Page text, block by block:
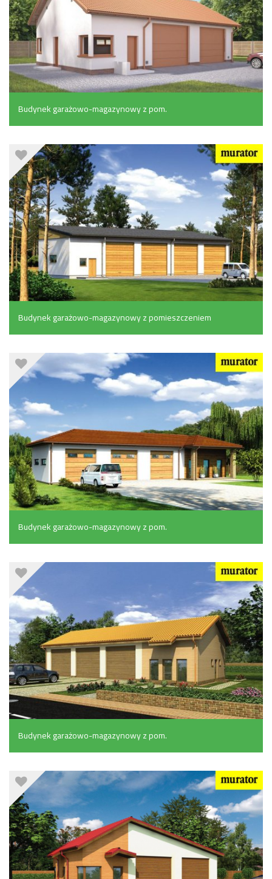
Budynek garażowo-magazynowy z pom.
pomocniczymi (113.7 m²)
Budynek garażowo-magazynowy z pomieszczeniem
gospodarczym (169.6 m²)
Budynek garażowo-magazynowy z pom.
pomocniczymi i częścią rekreacyjną (130.6 m²)
Budynek garażowo-magazynowy z pom.
pomocniczymi (162 m²)